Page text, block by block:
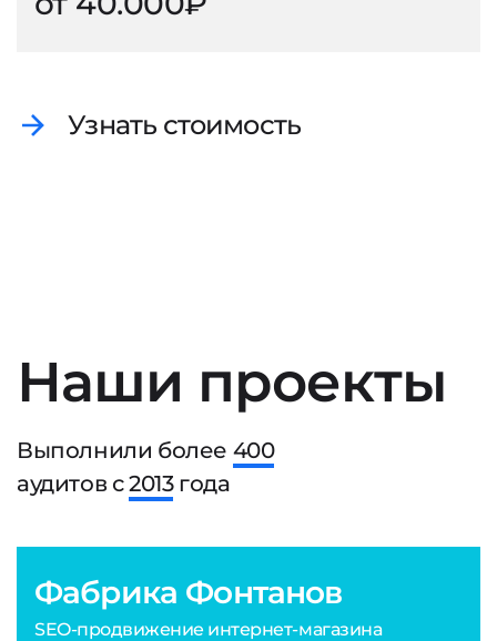
Узнать стоимость
Наши проекты
Выполнили более 400
аудитов с2013года
Фабрика Фонтанов
SEO-продвижение интернет-магазина